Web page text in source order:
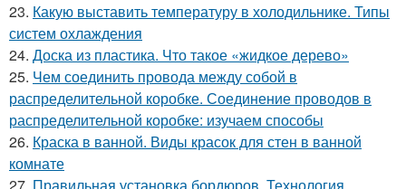
23. Какую выставить температуру в холодильнике. Типы
систем охлаждения
24. Доска из пластика. Что такое «жидкое дерево»
25. Чем соединить провода между собой в
распределительной коробке. Соединение проводов в
распределительной коробке: изучаем способы
26. Краска в ванной. Виды красок для стен в ванной
комнате